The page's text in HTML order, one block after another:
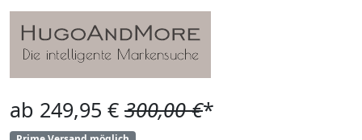
ab 249,95 € 300,00 €*